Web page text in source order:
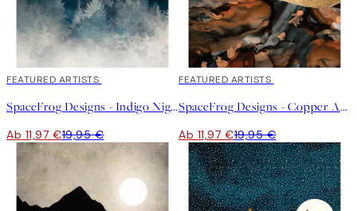
40%*
FEATURED ARTISTS
SpaceFrog Designs - Indigo Night Poster
Ab 11,97 €19,95 €
40%*
FEATURED ARTISTS
SpaceFrog Designs - Copper And Gold Mountains Poster
Ab 11,97 €19,95 €